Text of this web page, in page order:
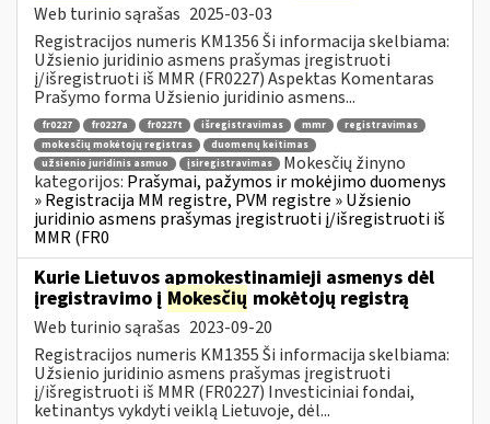
Web turinio sąrašas 2025-03-03
Registracijos numeris KM1356 Ši informacija skelbiama:
Užsienio juridinio asmens prašymas įregistruoti
į/išregistruoti iš MMR (FR0227) Aspektas Komentaras
Prašymo forma Užsienio juridinio asmens...
fr0227 fr0227a fr0227t išregistravimas mmr
registravimas
mokesčių mokėtojų registras
duomenų keitimas
užsienio juridinis asmuo
įsiregistravimas
Mokesčių žinyno
kategorijos: Prašymai, pažymos ir mokėjimo duomenys
» Registracija MM registre, PVM registre » Užsienio
juridinio asmens prašymas įregistruoti į/išregistruoti iš
MMR (FR0
Kurie Lietuvos apmokestinamieji asmenys dėl
įregistravimo į Mokesčių mokėtojų registrą
Web turinio sąrašas 2023-09-20
Registracijos numeris KM1355 Ši informacija skelbiama:
Užsienio juridinio asmens prašymas įregistruoti
į/išregistruoti iš MMR (FR0227) Investiciniai fondai,
ketinantys vykdyti veiklą Lietuvoje, dėl...